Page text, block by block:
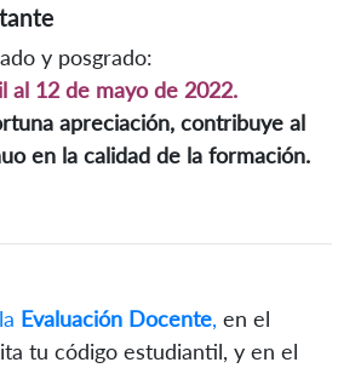
y posgrado:
al 12 de mayo de 2022.
apreciación, contribuye al
en la calidad de la formación.
Evaluación Docente, en el
tu código estudiantil, y en el